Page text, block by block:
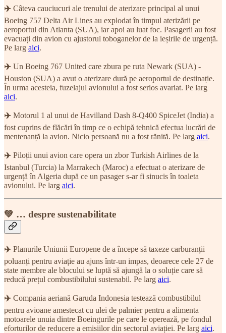
✈️ Câteva cauciucuri ale trenului de aterizare principal al unui
Boeing 757 Delta Air Lines au explodat în timpul aterizării pe
aeroportul din Atlanta (SUA), iar apoi au luat foc. Pasagerii au fost
evacuați din avion cu ajustorul toboganelor de la ieșirile de urgență.
Pe larg aici.
✈️ Un Boeing 767 United care zbura pe ruta Newark (SUA) -
Houston (SUA) a avut o aterizare dură pe aeroportul de destinație.
În urma acesteia, fuzelajul avionului a fost serios avariat. Pe larg
aici.
✈️ Motorul 1 al unui de Havilland Dash 8-Q400 SpiceJet (India) a
fost cuprins de flăcări în timp ce o echipă tehnică efectua lucrări de
mentenanță la avion. Nicio persoană nu a fost rănită. Pe larg aici.
✈️ Piloții unui avion care opera un zbor Turkish Airlines de la
Istanbul (Turcia) la Marrakech (Maroc) a efectuat o aterizare de
urgență în Algeria după ce un pasager s-ar fi sinucis în toaleta
avionului. Pe larg aici.
💚 … despre sustenabilitate
✈️ Planurile Uniunii Europene de a începe să taxeze carburanții
poluanți pentru aviație au ajuns într-un impas, deoarece cele 27 de
state membre ale blocului se luptă să ajungă la o soluție care să
reducă prețul combustibilului sustenabil. Pe larg aici.
✈️ Compania aeriană Garuda Indonesia testează combustibilul
pentru avioane amestecat cu ulei de palmier pentru a alimenta
motoarele unuia dintre Boeingurile pe care le operează, pe fondul
eforturilor de reducere a emisiilor din sectorul aviației. Pe larg aici.